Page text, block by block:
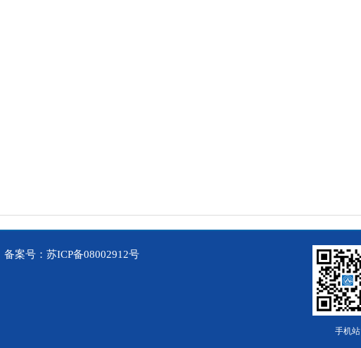
备案号：苏ICP备08002912号
手机站